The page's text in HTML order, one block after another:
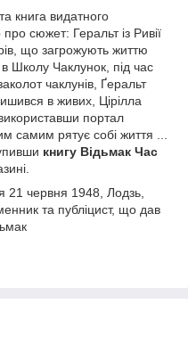
книга видатного
сюжет: Геральт із Ривії
що загрожують життю
Школу Чаклунок, під час
чаклунів, Ґеральт
в живих, Цірілла
портал
самим рятує собі життя ...
книгу Відьмак Час
21 червня 1948, Лодзь,
та публіцист, що дав